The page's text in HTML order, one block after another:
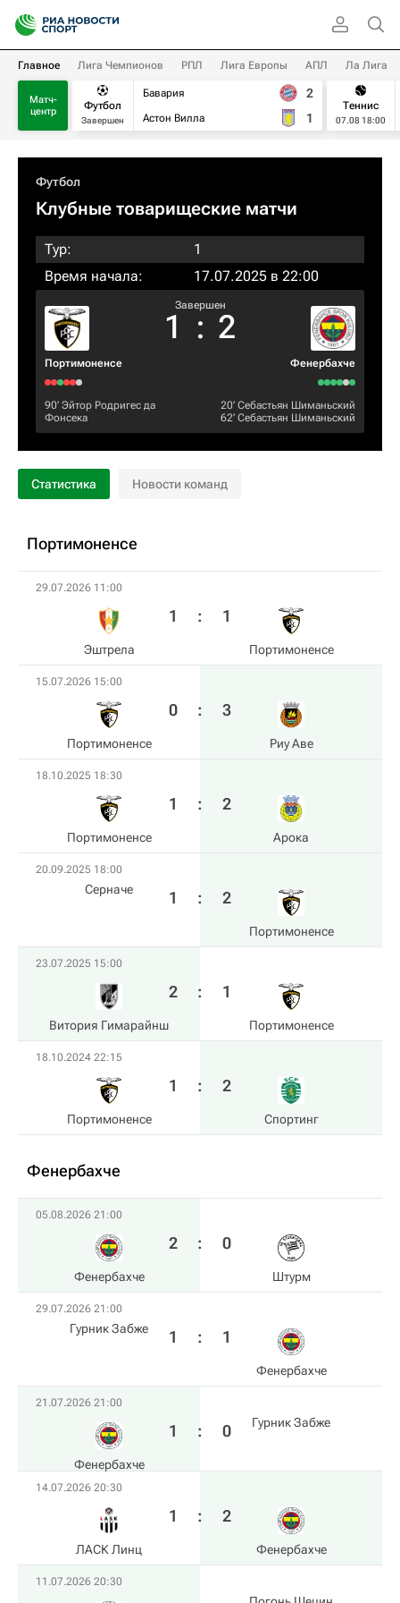
Главное Лига Чемпионов РПЛ Лига Европы АПЛ Ла Лига
Матч-
центр
Футбол
Завершен
Бавария
Астон Вилла
2
1
Теннис
07.08 18:00
Футбол
Клубные товарищеские матчи
Тур:
1
Время начала:
17.07.2025 в 22:00
Портимоненсе
Завершен
1 : 2
Фенербахче
90‎’‎ Эйтор Родригес да
Фонсека
20‎’‎ Себастьян Шиманьский
62‎’‎ Себастьян Шиманьский
Статистика Новости команд
Портимоненсе
29.07.2026 11:00
Эштрела
1 : 1
Портимоненсе
15.07.2026 15:00
Портимоненсе
0 : 3
Риу Аве
18.10.2025 18:30
Портимоненсе
1 : 2
Арока
20.09.2025 18:00
Серначе 1 : 2
Портимоненсе
23.07.2025 15:00
Витория Гимарайнш
2 : 1
Портимоненсе
18.10.2024 22:15
Портимоненсе
1 : 2
Спортинг
Фенербахче
05.08.2026 21:00
Фенербахче
2 : 0
Штурм
29.07.2026 21:00
Гурник Забже 1 : 1
Фенербахче
21.07.2026 21:00
Фенербахче
1 : 0 Гурник Забже
14.07.2026 20:30
ЛАСК Линц
1 : 2
Фенербахче
11.07.2026 20:30